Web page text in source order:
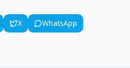
X
WhatsApp